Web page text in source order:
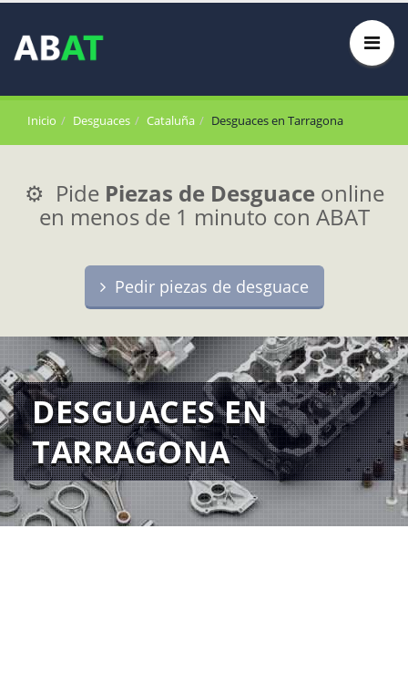
Inicio Desguaces Cataluña Desguaces en Tarragona
⚙️ Pide Piezas de Desguace online
en menos de 1 minuto con ABAT
Pedir piezas de desguace
DESGUACES EN
TARRAGONA